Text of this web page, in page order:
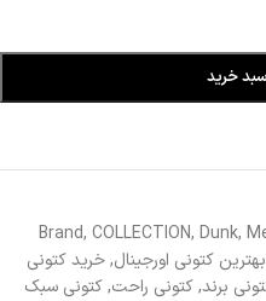
خرید
Brand, COLLECTION, Dunk,
بهترین کتونی اورجینال,خرید کتونی
برند,کتونی راحت,کتونی سبک